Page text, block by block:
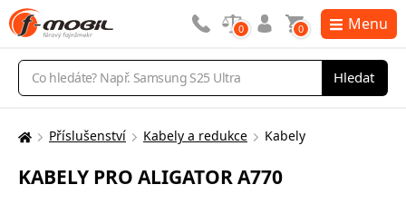
Vyhledávání
Hledat
0 0 Menu
Zde
nacházíte:
Příslušenství Kabely a redukce Kabely
KABELY PRO ALIGATOR A770